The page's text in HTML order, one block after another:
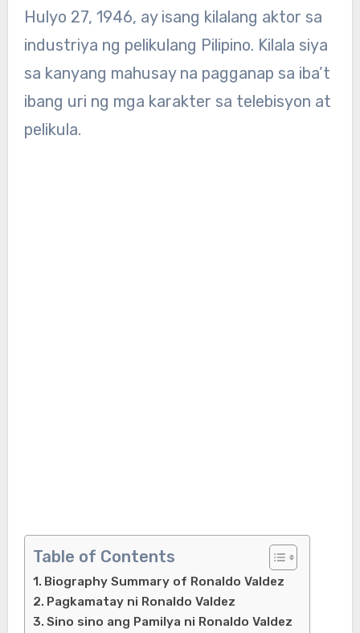
Hulyo 27, 1946, ay isang kilalang aktor sa
industriya ng pelikulang Pilipino. Kilala siya
sa kanyang mahusay na pagganap sa iba’t
ibang uri ng mga karakter sa telebisyon at
pelikula.
Table of Contents
Biography Summary of Ronaldo Valdez
Pagkamatay ni Ronaldo Valdez
Sino sino ang Pamilya ni Ronaldo Valdez